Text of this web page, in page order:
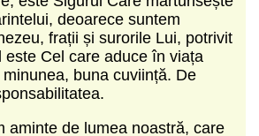
deoarece suntem
frații și surorile Lui, potrivit
este Cel care aduce în viața
buna cuviință. De
aminte de lumea noastră, care